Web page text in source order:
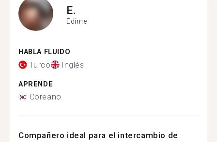
E.
Edirne
HABLA FLUIDO
Turco Inglés
APRENDE
Coreano
Compañero ideal para el intercambio de